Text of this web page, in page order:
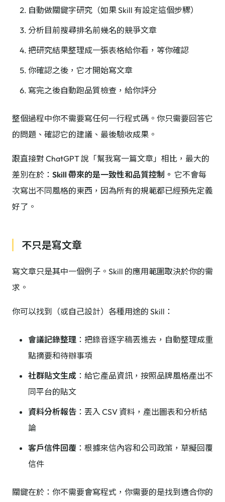
自動做關鍵字研究（如果 Skill 有設定這個步驟）
分析目前搜尋排名前幾名的競爭文章
把研究結果整理成一張表格給你看，等你確認
你確認之後，它才開始寫文章
寫完之後自動跑品質檢查，給你評分
整個過程中你不需要寫任何一行程式碼。你只需要回答它
的問題、確認它的建議、最後驗收成果。
跟直接對 ChatGPT 說「幫我寫一篇文章」相比，最大的
差別在於： Skill 帶來的是一致性和品質控制。 它不會每
次寫出不同風格的東西，因為所有的規範都已經預先定義
好了。
不只是寫文章
寫文章只是其中一個例子。Skill 的應用範圍取決於你的需
求。
你可以找到（或自己設計）各種用途的 Skill：
會議記錄整理 ：把錄音逐字稿丟進去，自動整理成重
點摘要和待辦事項
社群貼文生成 ：給它產品資訊，按照品牌風格產出不
同平台的貼文
資料分析報告 ：丟入 CSV 資料，產出圖表和分析結
論
客戶信件回覆 ：根據來信內容和公司政策，草擬回覆
信件
關鍵在於：你不需要會寫程式，你需要的是找到適合你的